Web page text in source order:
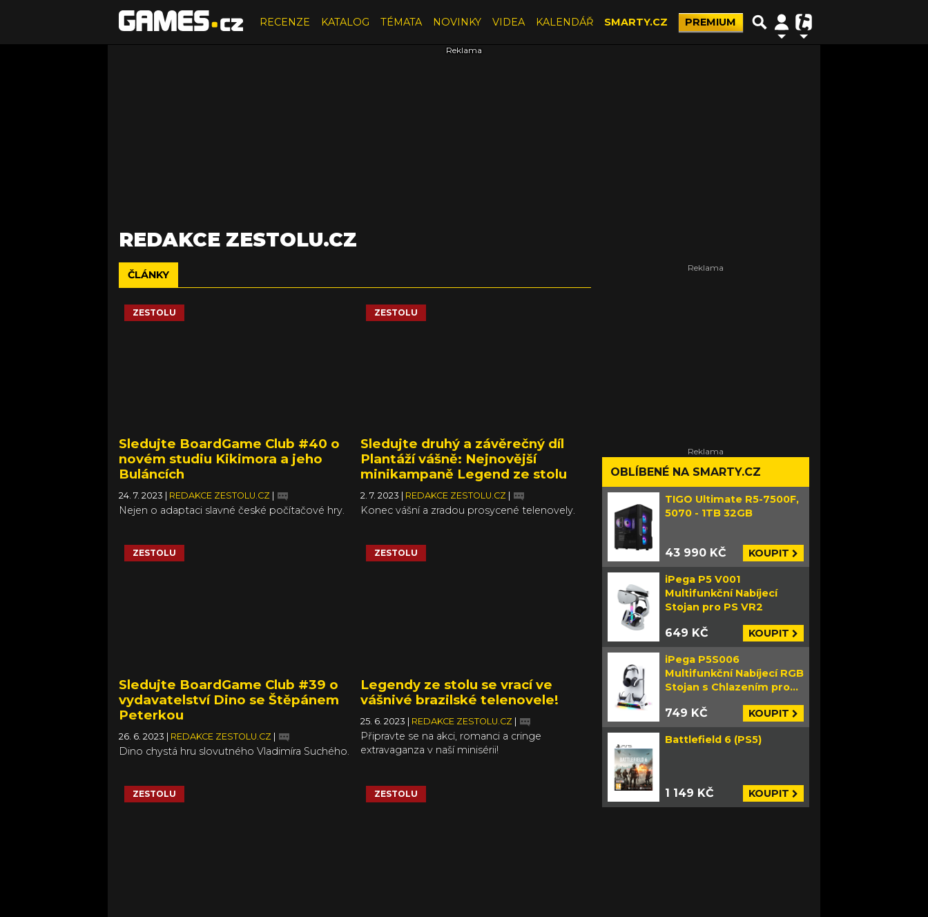
RECENZE KATALOG TÉMATA NOVINKY VIDEA KALENDÁŘ SMARTY.CZ PREMIUM
REDAKCE ZESTOLU.CZ
ČLÁNKY
ZESTOLU
Sledujte BoardGame Club #40 o
novém studiu Kikimora a jeho
Buláncích
24. 7. 2023 REDAKCE ZESTOLU.CZ
Nejen o adaptaci slavné české počítačové hry.
ZESTOLU
Sledujte druhý a závěrečný díl
Plantáží vášně: Nejnovější
minikampaně Legend ze stolu
2. 7. 2023 REDAKCE ZESTOLU.CZ
Konec vášní a zradou prosycené telenovely.
ZESTOLU
Sledujte BoardGame Club #39 o
vydavatelství Dino se Štěpánem
Peterkou
26. 6. 2023 REDAKCE ZESTOLU.CZ
Dino chystá hru slovutného Vladimíra Suchého.
ZESTOLU
Legendy ze stolu se vrací ve
vášnivé brazilské telenovele!
25. 6. 2023 REDAKCE ZESTOLU.CZ
Připravte se na akci, romanci a cringe
extravaganza v naší minisérii!
ZESTOLU ZESTOLU
OBLÍBENÉ NA SMARTY.CZ
TIGO Ultimate R5-7500F,
5070 - 1TB 32GB
43 990 KČ KOUPIT
iPega P5 V001
Multifunkční Nabíjecí
Stojan pro PS VR2
649 KČ KOUPIT
iPega P5S006
Multifunkční Nabíjecí RGB
Stojan s Chlazením pro
749 KČ KOUPIT
Battlefield 6 (PS5)
1 149 KČ KOUPIT